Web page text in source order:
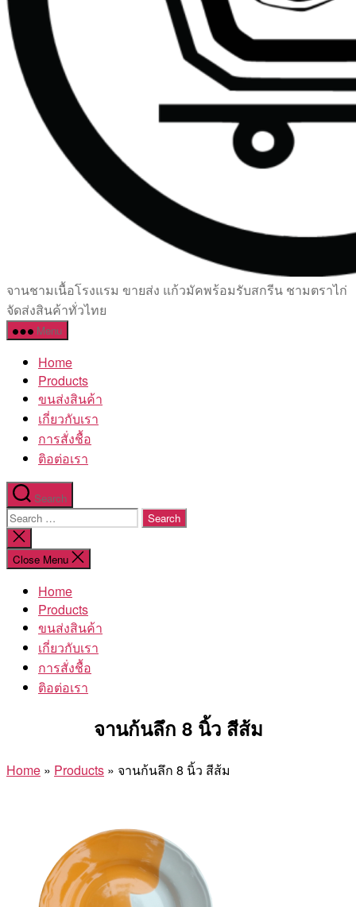
เซรามิค
ครบ
ครัน
โรงงาน
จานชามเนื้อโรงแรม ขายส่ง แก้วมัคพร้อมรับสกรีน ชามตราไก่
จัดส่งสินค้าทั่วไทย
Menu
Home
Products
ขนส่งสินค้า
เกี่ยวกับเรา
การสั่งชื้อ
ติอต่อเรา
Search
Search
for:
Close
search
Close Menu
Home
Products
ขนส่งสินค้า
เกี่ยวกับเรา
การสั่งชื้อ
ติอต่อเรา
จานก้นลึก 8 นิ้ว สีส้ม
Home » Products » จานก้นลึก 8 นิ้ว สีส้ม